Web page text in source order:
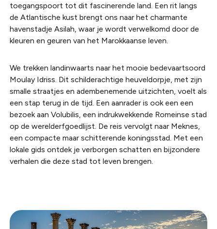
toegangspoort tot dit fascinerende land. Een rit langs
de Atlantische kust brengt ons naar het charmante
havenstadje Asilah, waar je wordt verwelkomd door de
kleuren en geuren van het Marokkaanse leven.
We trekken landinwaarts naar het mooie bedevaartsoord
Moulay Idriss. Dit schilderachtige heuveldorpje, met zijn
smalle straatjes en adembenemende uitzichten, voelt als
een stap terug in de tijd. Een aanrader is ook een een
bezoek aan Volubilis, een indrukwekkende Romeinse stad
op de werelderfgoedlijst. De reis vervolgt naar Meknes,
een compacte maar schitterende koningsstad. Met een
lokale gids ontdek je verborgen schatten en bijzondere
verhalen die deze stad tot leven brengen.